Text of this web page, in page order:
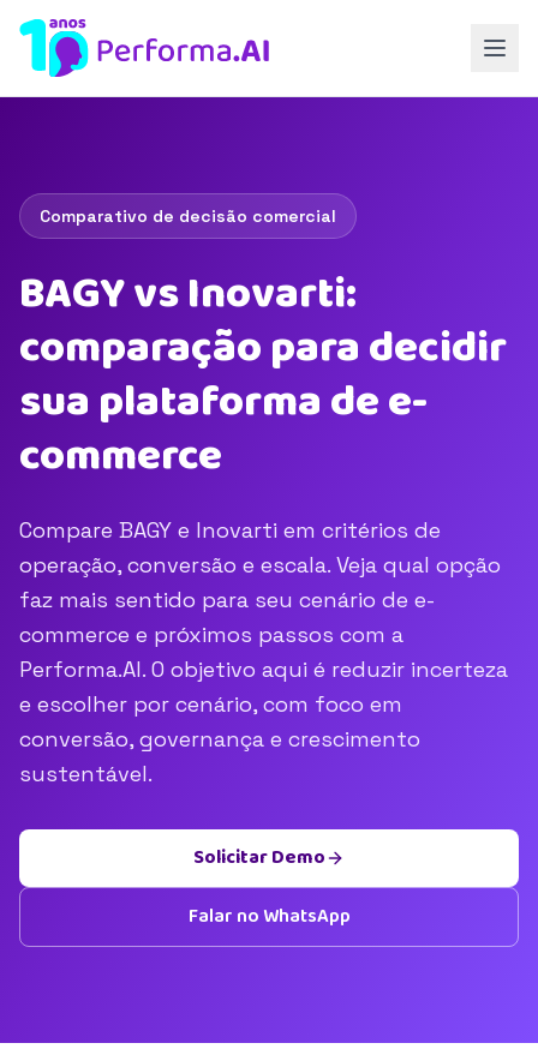
Comparativo de decisão comercial
BAGY vs Inovarti:
comparação para decidir
sua plataforma de e-
commerce
Compare BAGY e Inovarti em critérios de
operação, conversão e escala. Veja qual opção
faz mais sentido para seu cenário de e-
commerce e próximos passos com a
Performa.AI. O objetivo aqui é reduzir incerteza
e escolher por cenário, com foco em
conversão, governança e crescimento
sustentável.
Solicitar Demo
Falar no WhatsApp